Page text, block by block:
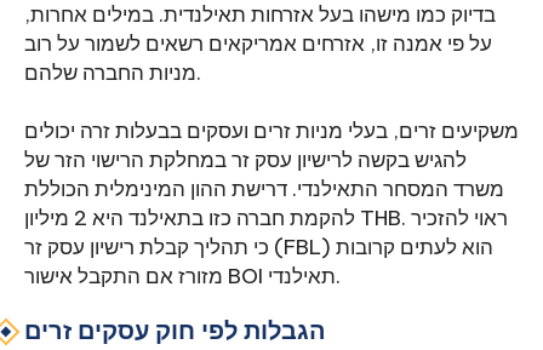
בדיוק כמו מישהו בעל אזרחות תאילנדית. במילים אחרות,
על פי אמנה זו, אזרחים אמריקאים רשאים לשמור על רוב
מניות החברה שלהם.
משקיעים זרים, בעלי מניות זרים ועסקים בבעלות זרה יכולים
להגיש בקשה לרישיון עסק זר במחלקת הרישוי הזר של
משרד המסחר התאילנדי. דרישת ההון המינימלית הכוללת
להקמת חברה כזו בתאילנד היא 2 מיליון THB. ראוי להזכיר
כי תהליך קבלת רישיון עסק זר (FBL) הוא לעתים קרובות
מזורז אם התקבל אישור BOI תאילנדי.
הגבלות לפי חוק עסקים זרים